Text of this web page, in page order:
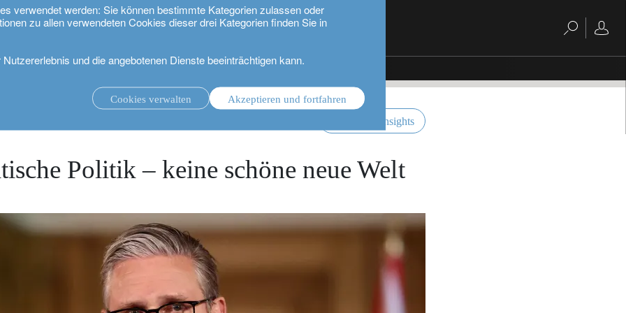
verwendet werden: Sie können bestimmte Kategorien zulassen oder
zu allen verwendeten Cookies dieser drei Kategorien finden Sie in
und die angebotenen Dienste beeinträchtigen kann.
Cookies verwalten Akzeptieren und fortfahren
Anlageverwaltung mit Beratungsmandat.
investment insights
Politik – keine schöne neue Welt